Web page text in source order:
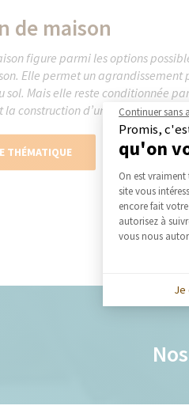
de maison
figure parmi les options
Elle permet un agrandissement
sol. Mais elle reste conditionnée
la construction d’une véranda ou...
THÉMATIQUE
Continuer sans
Promis,
qu'on
On est
site vous
encore fait
autorisez à
vous nous
Je